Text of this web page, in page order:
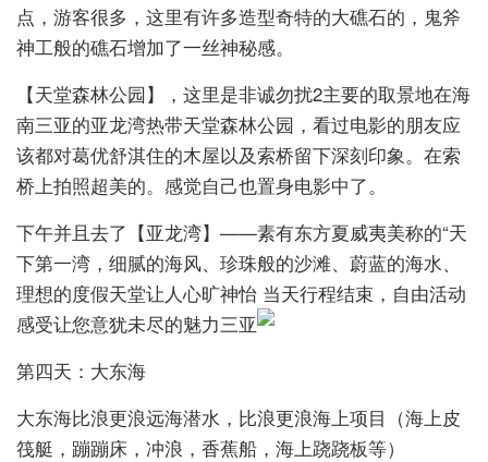
点，游客很多，这里有许多造型奇特的大礁石的，鬼斧
神工般的礁石增加了一丝神秘感。
【天堂森林公园】，这里是非诚勿扰2主要的取景地在海
南三亚的亚龙湾热带天堂森林公园，看过电影的朋友应
该都对葛优舒淇住的木屋以及索桥留下深刻印象。在索
桥上拍照超美的。感觉自己也置身电影中了。
下午并且去了【亚龙湾】——素有东方夏威夷美称的“天
下第一湾，细腻的海风、珍珠般的沙滩、蔚蓝的海水、
理想的度假天堂让人心旷神怡 当天行程结束，自由活动
感受让您意犹未尽的魅力三亚
第四天：大东海
大东海比浪更浪远海潜水，比浪更浪海上项目（海上皮
筏艇，蹦蹦床，冲浪，香蕉船，海上跷跷板等）